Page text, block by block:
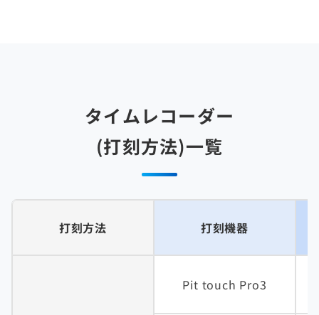
タイムレコーダー
(打刻方法)一覧
打刻方法 打刻機器
Pit touch Pro3